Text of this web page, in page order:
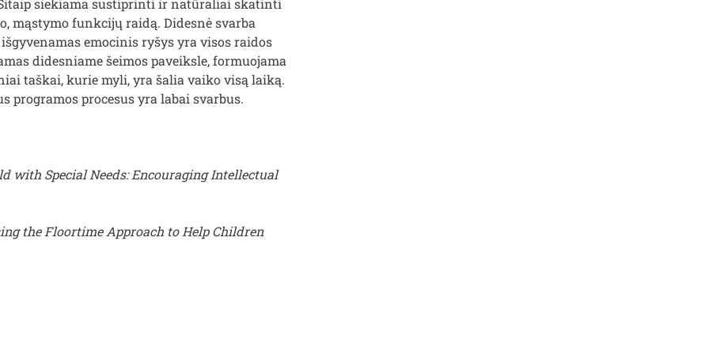
siekiama sustiprinti ir natūraliai skatinti
mąstymo funkcijų raidą. Didesnė svarba
emocinis ryšys yra visos raidos
didesniame šeimos paveiksle, formuojama
taškai, kurie myli, yra šalia vaiko visą laiką.
programos procesus yra labai svarbus.
with Special Needs: Encouraging Intellectual
the Floortime Approach to Help Children